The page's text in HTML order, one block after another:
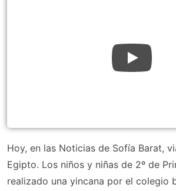
Hoy, en las Noticias de Sofía Barat,
Egipto. Los niños y niñas de 2º de
realizado una yincana por el colegio